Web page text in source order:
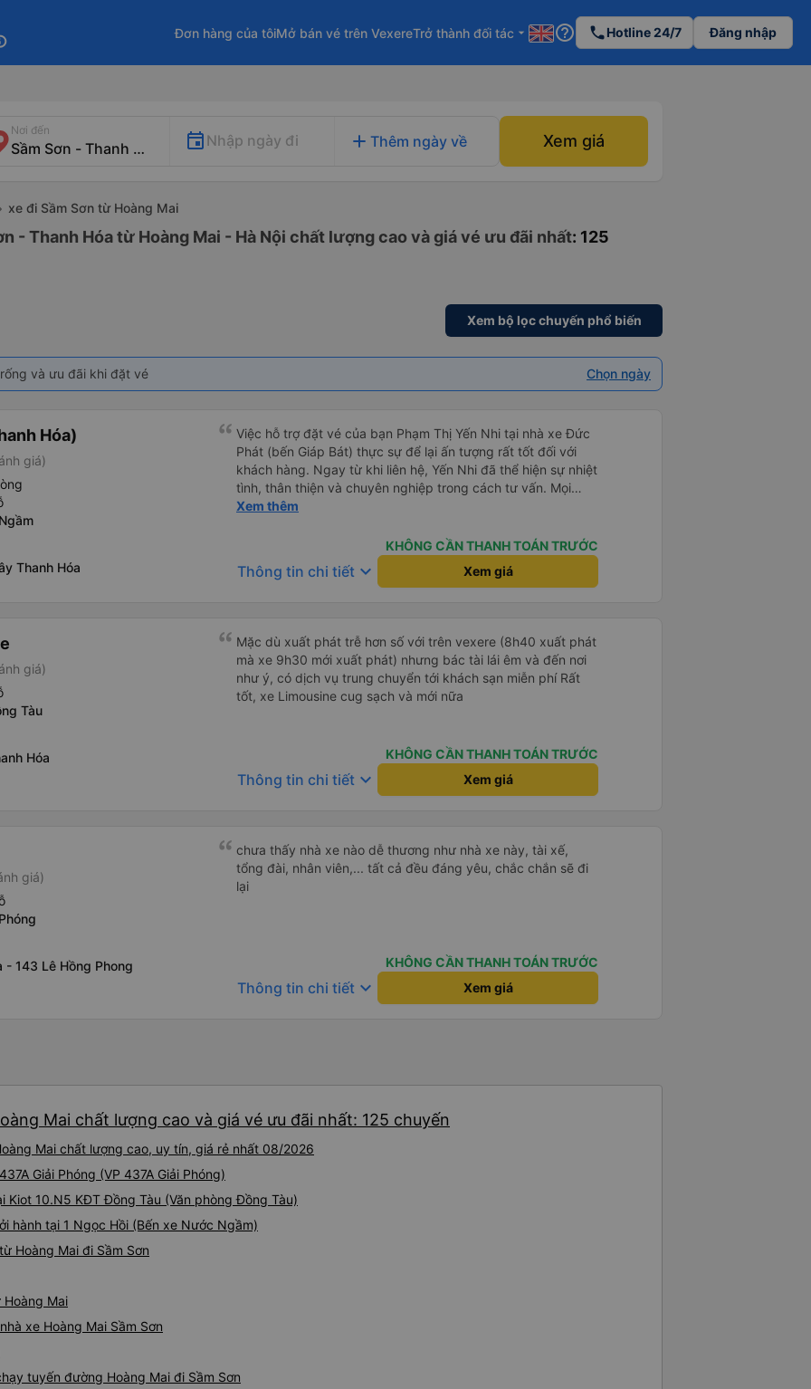
Đơn hàng của tôiMở bán vé trên VexereTrở thành đối tác arrow_drop_down help_outline phoneHotline 24/7 Đăng nhập
Nơi đến
Nhập ngày đi add Thêm ngày về Xem giá
xe đi Sầm Sơn từ Hoàng Mai
- Thanh Hóa từ Hoàng Mai - Hà Nội chất lượng cao và giá vé ưu đãi nhất: 125
Xem bộ lọc chuyến phổ biến
và ưu đãi khi đặt vé Chọn ngày
Hóa)
giá)
Thanh Hóa
Việc hỗ trợ đặt vé của bạn Phạm Thị Yến Nhi tại nhà xe Đức
Phát (bến Giáp Bát) thực sự để lại ấn tượng rất tốt đối với
khách hàng. Ngay từ khi liên hệ, Yến Nhi đã thể hiện sự nhiệt
tình, thân thiện và chuyên nghiệp trong cách tư vấn. Mọi
thắc mắc đều được giải đáp rõ ràng, nhanh chóng, giúp
Yến Nhi còn chủ động hỗ trợ trong suốt quá trình đặt vé, từ
việc giữ chỗ, xác nhận thông tin đến nhắc nhở giờ xe chạy.
cách phục vụ chuyên nghiệp của Yến Nhi đã góp phần nâng
cao chất lượng dịch vụ chung, đồng thời tạo dựng hình ảnh
tích cực cho nhà xe trong mắt khách hàng. Đây thực sự là
một tấm gương đáng khen ngợi trong lĩnh vực dịch vụ vận
Xem thêm
KHÔNG CẦN THANH TOÁN TRƯỚC
Thông tin chi tiết keyboard_arrow_down Xem giá
giá)
Tàu
Hóa
Mặc dù xuất phát trễ hơn số với trên vexere (8h40 xuất phát
mà xe 9h30 mới xuất phát) nhưng bác tài lái êm và đến nơi
như ý, có dịch vụ trung chuyển tới khách sạn miễn phí Rất
tốt, xe Limousine cug sạch và mới nữa
KHÔNG CẦN THANH TOÁN TRƯỚC
Thông tin chi tiết keyboard_arrow_down Xem giá
giá)
- 143 Lê Hồng Phong
chưa thấy nhà xe nào dễ thương như nhà xe này, tài xế,
tổng đài, nhân viên,... tất cả đều đáng yêu, chắc chắn sẽ đi
lại
KHÔNG CẦN THANH TOÁN TRƯỚC
Thông tin chi tiết keyboard_arrow_down Xem giá
Mai chất lượng cao và giá vé ưu đãi nhất: 125 chuyến
Mai chất lượng cao, uy tín, giá rẻ nhất 08/2026
Giải Phóng (VP 437A Giải Phóng)
Kiot 10.N5 KĐT Đồng Tàu (Văn phòng Đồng Tàu)
hành tại 1 Ngọc Hồi (Bến xe Nước Ngầm)
Hoàng Mai đi Sầm Sơn
Hoàng Mai
xe Hoàng Mai Sầm Sơn
tuyến đường Hoàng Mai đi Sầm Sơn